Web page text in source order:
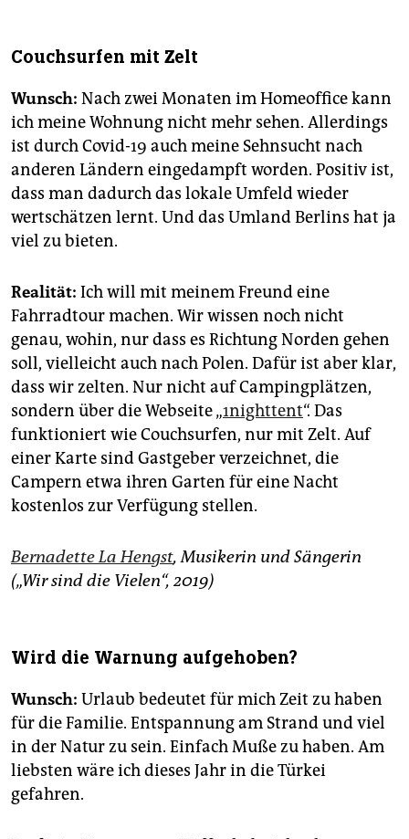
Couchsurfen mit Zelt
Wunsch: Nach zwei Monaten im Homeoffice kann
ich meine Wohnung nicht mehr sehen. Allerdings
ist durch Covid-19 auch meine Sehnsucht nach
anderen Ländern eingedampft worden. Positiv ist,
dass man dadurch das lokale Umfeld wieder
wertschätzen lernt. Und das Umland Berlins hat ja
viel zu bieten.
Realität: Ich will mit meinem Freund eine
Fahrradtour machen. Wir wissen noch nicht
genau, wohin, nur dass es Richtung Norden gehen
soll, vielleicht auch nach Polen. Dafür ist aber klar,
dass wir zelten. Nur nicht auf Campingplätzen,
sondern über die Webseite „1nighttent“. Das
funktioniert wie Couchsurfen, nur mit Zelt. Auf
einer Karte sind Gast­geber verzeichnet, die
Campern etwa ihren Garten für eine Nacht
kostenlos zur Verfügung stellen.
Bernadette La Hengst, Musikerin und Sängerin
(„Wir sind die Vielen“, 2019)
Wird die Warnung aufgehoben?
Wunsch: Urlaub bedeutet für mich Zeit zu haben
für die Familie. Entspannung am Strand und viel
in der Natur zu sein. Einfach Muße zu haben. Am
liebsten wäre ich dieses Jahr in die Türkei
gefahren.